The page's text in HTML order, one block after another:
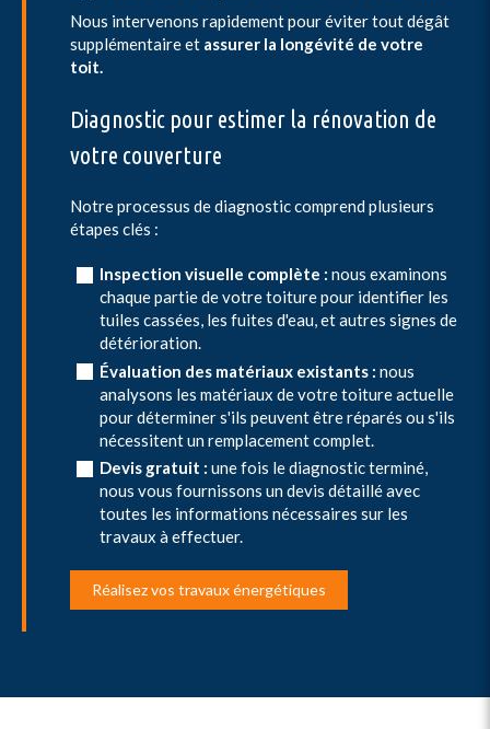
Nous intervenons rapidement pour éviter tout dégât
supplémentaire et assurer la longévité de votre
toit.
Diagnostic pour estimer la rénovation de
votre couverture
Notre processus de diagnostic comprend plusieurs
étapes clés :
Inspection visuelle complète : nous examinons
chaque partie de votre toiture pour identifier les
tuiles cassées, les fuites d'eau, et autres signes de
détérioration.
Évaluation des matériaux existants : nous
analysons les matériaux de votre toiture actuelle
pour déterminer s'ils peuvent être réparés ou s'ils
nécessitent un remplacement complet.
Devis gratuit : une fois le diagnostic terminé,
nous vous fournissons un devis détaillé avec
toutes les informations nécessaires sur les
travaux à effectuer.
Réalisez vos travaux énergétiques